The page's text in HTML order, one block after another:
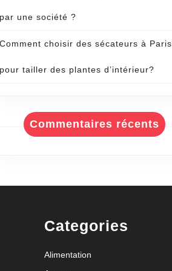
par une société ?
Comment choisir des sécateurs à Paris
pour tailler des plantes d’intérieur?
Commentaires récents
Categories
Alimentation